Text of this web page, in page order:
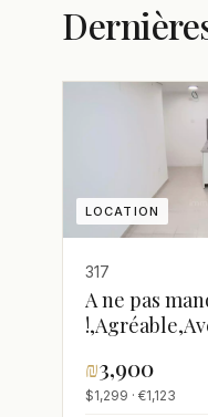
LOCATION
317
A ne pas
rue
₪3,900
$1,299 · €1,123